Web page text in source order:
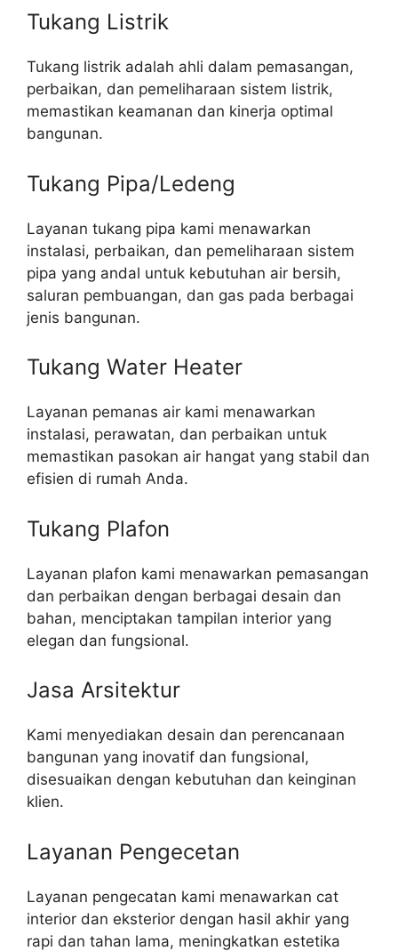
Tukang Listrik
Tukang listrik adalah ahli dalam pemasangan,
perbaikan, dan pemeliharaan sistem listrik,
memastikan keamanan dan kinerja optimal
bangunan.
Tukang Pipa/Ledeng
Layanan tukang pipa kami menawarkan
instalasi, perbaikan, dan pemeliharaan sistem
pipa yang andal untuk kebutuhan air bersih,
saluran pembuangan, dan gas pada berbagai
jenis bangunan.
Tukang Water Heater
Layanan pemanas air kami menawarkan
instalasi, perawatan, dan perbaikan untuk
memastikan pasokan air hangat yang stabil dan
efisien di rumah Anda.
Tukang Plafon
Layanan plafon kami menawarkan pemasangan
dan perbaikan dengan berbagai desain dan
bahan, menciptakan tampilan interior yang
elegan dan fungsional.
Jasa Arsitektur
Kami menyediakan desain dan perencanaan
bangunan yang inovatif dan fungsional,
disesuaikan dengan kebutuhan dan keinginan
klien.
Layanan Pengecetan
Layanan pengecatan kami menawarkan cat
interior dan eksterior dengan hasil akhir yang
rapi dan tahan lama, meningkatkan estetika